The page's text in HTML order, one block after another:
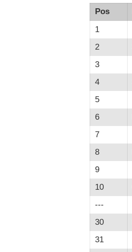
Pos
1
2
3
4
5
6
7
8
9
10
---
30
31